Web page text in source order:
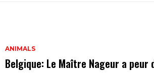
ANIMALS
Belgique: Le Maître Nageur a peur